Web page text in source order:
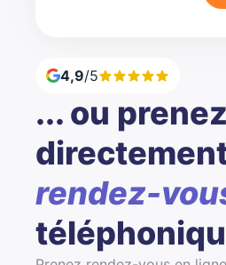
4,9/5
... ou prenez
rendez-